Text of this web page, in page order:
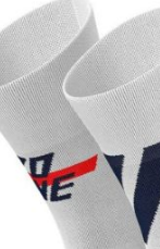
Bewertungen